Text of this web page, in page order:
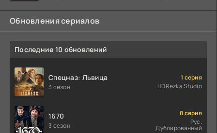
Обновления сериалов
Последние 10 обновлений
Спецназ: Львица
3 сезон
1 серия
HDRezka Studio
1670
3 сезон
8 серия
Рус.
Дублированный